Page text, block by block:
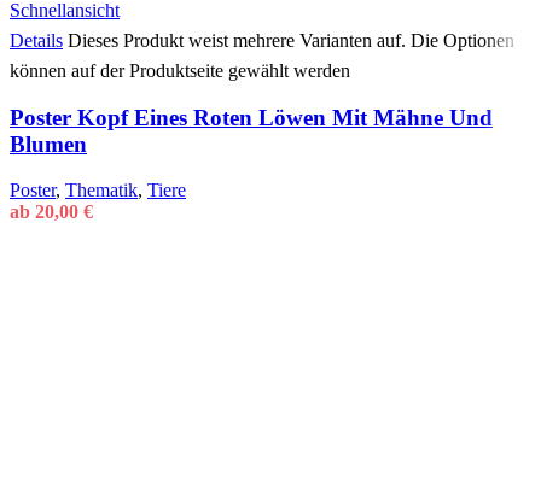
Schnellansicht
Details Dieses Produkt weist mehrere Varianten auf. Die Optionen
können auf der Produktseite gewählt werden
Poster Kopf Eines Roten Löwen Mit Mähne Und
Blumen
Poster, Thematik, Tiere
ab 20,00 €